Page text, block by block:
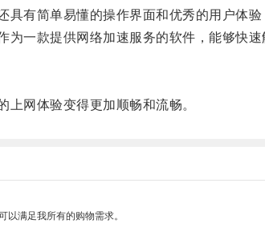
有简单易懂的操作界面和优秀的用户体验
一款提供网络加速服务的软件，能够快速
网体验变得更加顺畅和流畅。
以满足我所有的购物需求。